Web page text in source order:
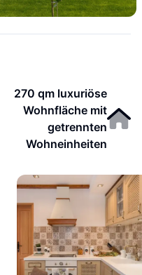
270 qm luxuriöse
Wohnfläche mit
getrennten
Wohneinheiten